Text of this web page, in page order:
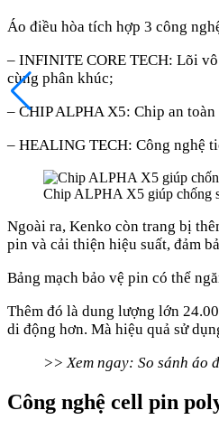
Áo điều hòa tích hợp 3 công
– INFINITE CORE TECH: Lõi
cùng phân khúc;
– CHIP ALPHA X5: Chip an
– HEALING TECH: Công nghệ
Chip ALPHA X5 giúp chống
Ngoài ra, Kenko còn trang bị
pin và cải thiện hiệu suất, đảm
Bảng mạch bảo vệ pin có thể
Thêm đó là dung lượng lớn
di động hơn. Mà hiệu quả sử
>> Xem ngay: So sánh áo
Công nghệ cell pin